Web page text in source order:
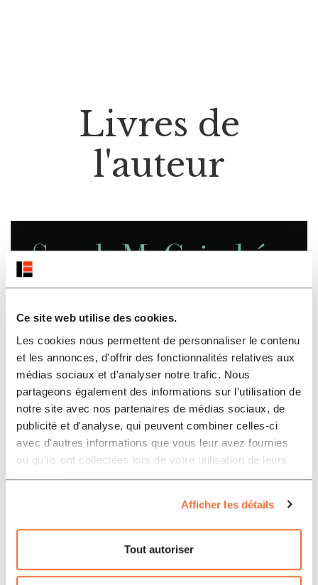
Ce site web utilise des cookies.
Les cookies nous permettent de personnaliser le contenu
et les annonces, d'offrir des fonctionnalités relatives aux
médias sociaux et d'analyser notre trafic. Nous
partageons également des informations sur l'utilisation de
notre site avec nos partenaires de médias sociaux, de
publicité et d'analyse, qui peuvent combiner celles-ci
avec d'autres informations que vous leur avez fournies
ou qu'ils ont collectées lors de votre utilisation de leurs
services.
Afficher les détails
Tout autoriser
Livres de
l'auteur